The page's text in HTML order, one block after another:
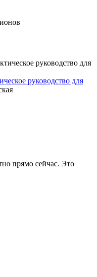
руководство для
прямо сейчас. Это